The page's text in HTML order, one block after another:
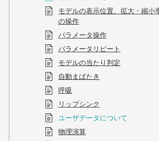
モデルの表示位置、拡大・縮小
の操作
パラメータ操作
パラメータリピート
モデルの当たり判定
自動まばたき
呼吸
リップシンク
ユーザデータについて
物理演算